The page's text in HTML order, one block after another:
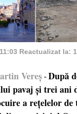
Reactualizat la:
Vereș - După
pavaj și trei ani
a rețelelor de